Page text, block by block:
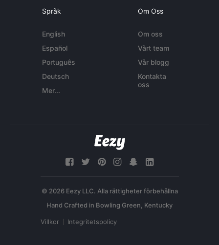
Språk
English
Español
Português
Deutsch
Mer...
Om Oss
Om oss
Vårt team
Vår blogg
Kontakta
oss
© 2026 Eezy LLC. Alla rättigheter förbehållna
Villkor Integritetspolicy